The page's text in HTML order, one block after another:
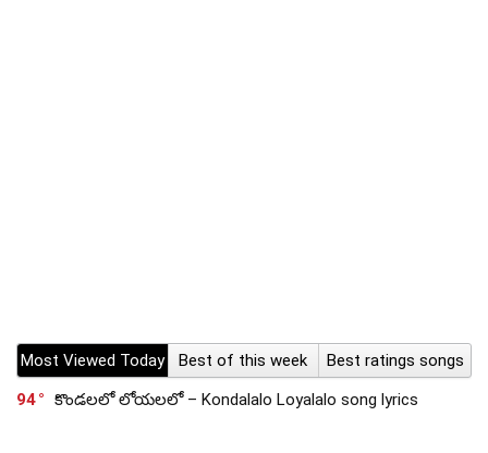
Most Viewed Today Best of this week
Best ratings songs
94
కొండలలో లోయలలో – Kondalalo Loyalalo song lyrics